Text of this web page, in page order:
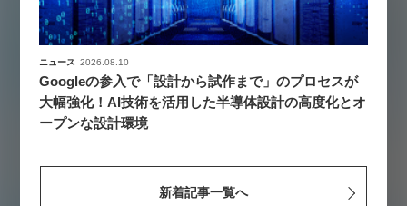
ニュース 2026.08.10
Googleの参入で「設計から試作まで」のプロセスが
大幅強化！AI技術を活用した半導体設計の高度化とオ
ープンな設計環境
新着記事一覧へ